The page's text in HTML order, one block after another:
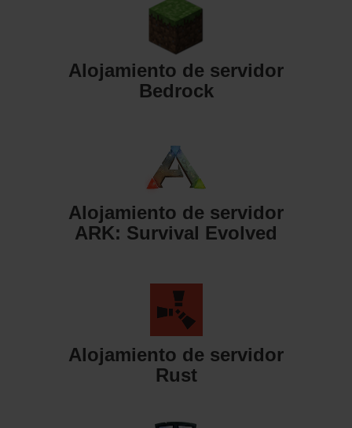
Alojamiento de servidor
Bedrock
Alojamiento de servidor
ARK: Survival Evolved
Alojamiento de servidor
Rust